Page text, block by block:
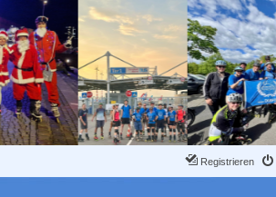
Registrieren